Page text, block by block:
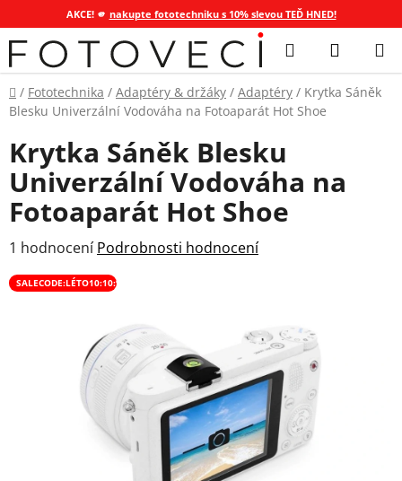
AKCE! 🫵 nakupte fototechniku s 10% slevou TEĎ HNED!
Přejít
na
obsah
Hledat
KOŠÍK
Domů
/ Fototechnika / Adaptéry & držáky / Adaptéry / Krytka Sáněk
Blesku Univerzální Vodováha na Fotoaparát Hot Shoe
Krytka Sáněk Blesku
Univerzální Vodováha na
Fotoaparát Hot Shoe
Průměrné
hodnocení
produktu
1 hodnocení Podrobnosti hodnocení
SALECODE:LÉTO10:10:%